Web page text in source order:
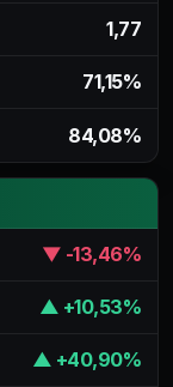
1,77
71,15%
84,08%
▼ -13,46%
▲ +10,53%
▲ +40,90%